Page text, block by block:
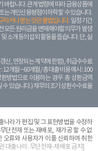
바랍니다. 관계 법령에 따라 금융상품에
는 개인신용평점이 하락할 수 있습니다.
하거나 받는 것은 불법입니다. 일정 기간
모든 원리금을 변제해야할 의무가 발생
소개 등의 섭외 활동을 돕습니다. 단, 실
신, 연장되는 계 약에 한함), 취급수수료
개월 ~ 60개월 / 총 대출 비용 예시 : 100
방법으로 이용하는 경우 총 상환금액
있습니다.) 채무의 조기 상환수수료율
나라가 편집 및 그 표현방법을 수정하
단전재 또는 재배포, 재가공 할 수 없
오류와 사용자가 이를 신뢰하여 취한
대출나라. 무단전재-재배포 금지]